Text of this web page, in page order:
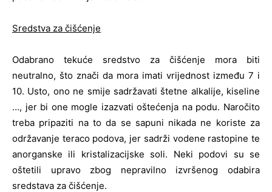
Sredstva za čišćenje
Odabrano tekuće sredstvo za čišćenje mora biti
neutralno, što znači da mora imati vrijednost između 7 i
10. Usto, ono ne smije sadržavati štetne alkalije, kiseline
…, jer bi one mogle izazvati oštećenja na podu. Naročito
treba pripaziti na to da se sapuni nikada ne koriste za
održavanje teraco podova, jer sadrži vodene rastopine te
anorganske ili kristalizacijske soli. Neki podovi su se
oštetili upravo zbog nepravilno izvršenog odabira
sredstava za čišćenje.